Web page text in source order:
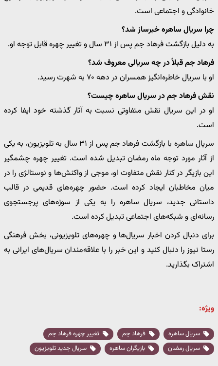
خانوادگی و اجتماعی است.
چرا سریال ساهره خبرساز شد؟
به دلیل بازگشت فرهاد جم پس از ۳۱ سال و تغییر چهره قابل توجه او.
فرهاد جم قبلاً در چه سریالی معروف شد؟
او با سریال خاطره‌انگیز همسران در دهه ۷۰ به شهرت رسید.
نقش فرهاد جم در سریال ساهره چیست؟
او در این سریال نقش متفاوتی نسبت به آثار گذشته خود ایفا کرده
است.
سریال ساهره با بازگشت فرهاد جم پس از ۳۱ سال به تلویزیون، به یکی
از آثار مورد توجه ماه رمضان تبدیل شده است. تغییر چهره چشمگیر
این بازیگر در کنار نقش متفاوت او، موجی از واکنش‌ها و نوستالژی را در
میان مخاطبان ایجاد کرده است. حضور چهره‌های قدیمی در قالب
داستانی جدید، سریال ساهره را به یکی از سوژه‌های پرجستجوی
رسانه‌ای و شبکه‌های اجتماعی تبدیل کرده است.
برای دنبال کردن اخبار سریال‌ها و چهره‌های تلویزیونی، بخش فرهنگی
رستا نیوز را دنبال کنید و این خبر را با علاقه‌مندان سریال‌های ایرانی به
اشتراک بگذارید.
ویژه:
سریال ساهره فرهاد جم
تغییر چهره فرهاد جم
سریال رمضان
بازیگران ساهره سریال جدید تلویزیون